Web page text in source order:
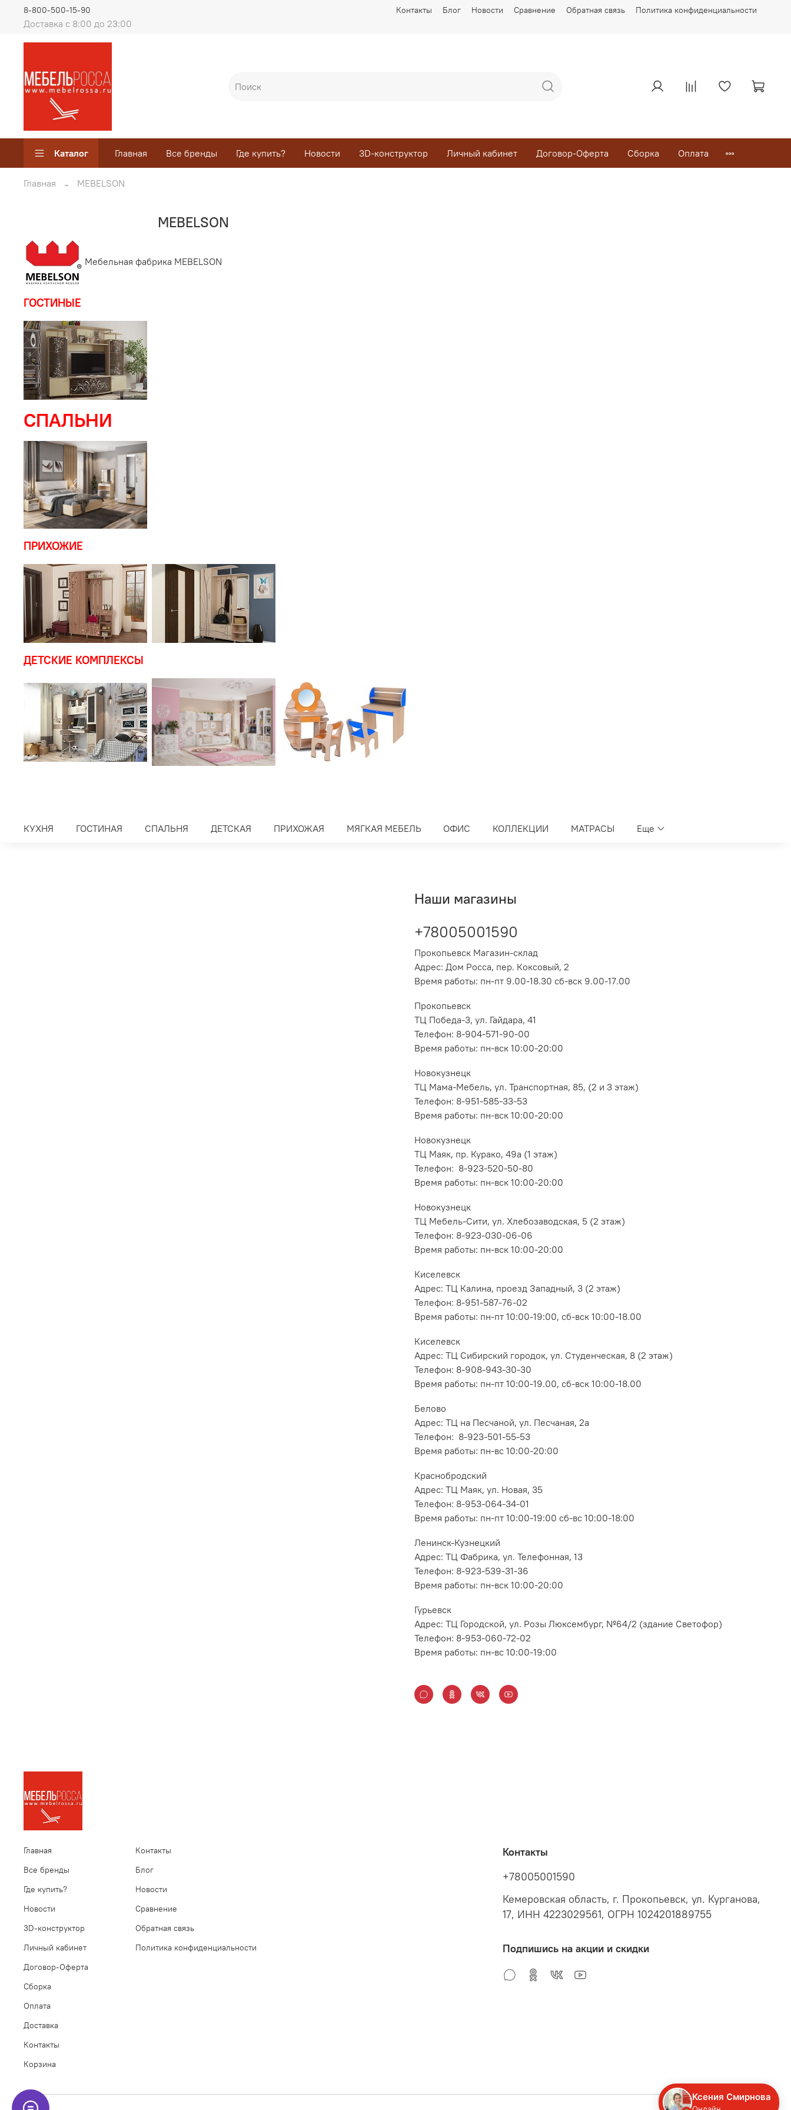
Контакты Блог Новости Сравнение Обратная связь Политика конфиденциальности
Доставка с 8:00 до 23:00
8-800-500-15-90
Каталог Главная Все бренды Где купить? Новости 3D-конструктор Личный кабинет Договор-Оферта Сборка Оплата
Главная MEBELSON
MEBELSON
Мебельная фабрика MEBELSON
ГОСТИНЫЕ
СПАЛЬНИ
ПРИХОЖИЕ
ДЕТСКИЕ КОМПЛЕКСЫ
КУХНЯ ГОСТИНАЯ СПАЛЬНЯ ДЕТСКАЯ ПРИХОЖАЯ МЯГКАЯ МЕБЕЛЬ ОФИС КОЛЛЕКЦИИ МАТРАСЫ Еще
Наши магазины
+78005001590
Прокопьевск Магазин-склад
Адрес: Дом Росса, пер. Коксовый, 2
Время работы: пн-пт 9.00-18.30 сб-вск 9.00-17.00
Прокопьевск
ТЦ Победа-3, ул. Гайдара, 41
Телефон: 8-904-571-90-00
Время работы: пн-вск 10:00-20:00
Новокузнецк
ТЦ Мама-Мебель, ул. Транспортная, 85, (2 и 3 этаж)
Телефон: 8-951-585-33-53
Время работы: пн-вск 10:00-20:00
Новокузнецк
ТЦ Маяк, пр. Курако, 49а (1 этаж)
Телефон: 8-923-520-50-80
Время работы: пн-вск 10:00-20:00
Новокузнецк
ТЦ Мебель-Сити, ул. Хлебозаводская, 5 (2 этаж)
Телефон: 8-923-030-06-06
Время работы: пн-вск 10:00-20:00
Киселевск
Адрес: ТЦ Калина, проезд Западный, 3 (2 этаж)
Телефон: 8-951-587-76-02
Время работы: пн-пт 10:00-19:00, сб-вск 10:00-18.00
Киселевск
Адрес: ТЦ Сибирский городок, ул. Студенческая, 8 (2 этаж)
Телефон: 8-908-943-30-30
Время работы: пн-пт 10:00-19.00, сб-вск 10:00-18.00
Белово
Адрес: ТЦ на Песчаной, ул. Песчаная, 2а
Телефон: 8-923-501-55-53
Время работы: пн-вс 10:00-20:00
Краснобродский
Адрес: ТЦ Маяк, ул. Новая, 35
Телефон: 8-953-064-34-01
Время работы: пн-пт 10:00-19:00 сб-вс 10:00-18:00
Ленинск-Кузнецкий
Адрес: ТЦ Фабрика, ул. Телефонная, 13
Телефон: 8-923-539-31-36
Время работы: пн-вск 10:00-20:00
Гурьевск
Адрес: ТЦ Городской, ул. Розы Люксембург, №64/2 (здание Светофор)
Телефон: 8-953-060-72-02
Время работы: пн-вс 10:00-19:00
Главная
Все бренды
Где купить?
Новости
3D-конструктор
Личный кабинет
Договор-Оферта
Сборка
Оплата
Доставка
Контакты
Корзина
Контакты
Блог
Новости
Сравнение
Обратная связь
Политика конфиденциальности
Контакты
+78005001590
Кемеровская область, г. Прокопьевск, ул. Курганова,
17, ИНН 4223029561, ОГРН 1024201889755
Подпишись на акции и скидки